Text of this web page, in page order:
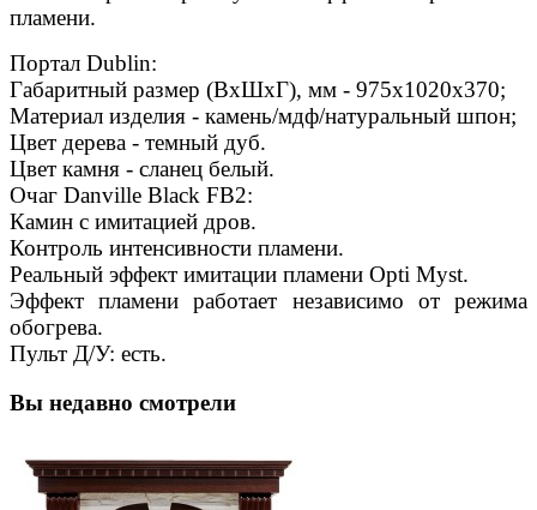
пламени.
Портал Dublin:
Габаритный размер (ВхШхГ), мм - 975х1020х370;
Материал изделия - камень/мдф/натуральный шпон;
Цвет дерева - темный дуб.
Цвет камня - сланец белый.
Очаг Danville Black FB2:
Камин с имитацией дров.
Контроль интенсивности пламени.
Реальный эффект имитации пламени Opti Myst.
Эффект пламени работает независимо от режима
обогрева.
Пульт Д/У: есть.
Вы недавно смотрели